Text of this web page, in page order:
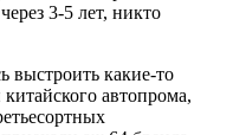
3-5 лет, никто
выстроить какие-то
автопрома,